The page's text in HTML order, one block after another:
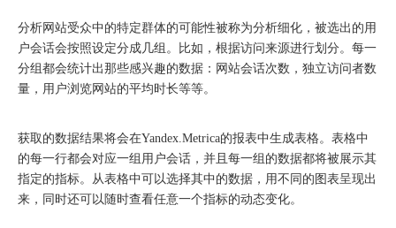
购物季出海增长正当时｜最高 2000 美金微软广告优惠券限时申领
分析网站受众中的特定群体的可能性被称为分析细化，被选出的用
户会话会按照设定分成几组。比如，根据访问来源进行划分。每一
分组都会统计出那些感兴趣的数据：网站会话次数，独立访问者数
量，用户浏览网站的平均时长等等。
获取的数据结果将会在Yandex.Metrica的报表中生成表格。表格中
的每一行都会对应一组用户会话，并且每一组的数据都将被展示其
指定的指标。从表格中可以选择其中的数据，用不同的图表呈现出
来，同时还可以随时查看任意一个指标的动态变化。